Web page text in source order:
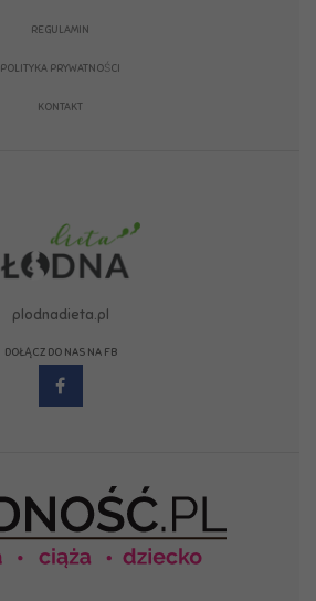
REGULAMIN
POLITYKA PRYWATNOŚCI
KONTAKT
plodnadieta.pl
DOŁĄCZ DO NAS NA FB